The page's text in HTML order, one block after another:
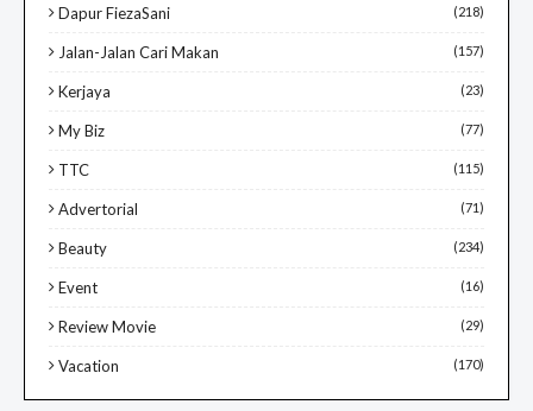
Dapur FiezaSani (218)
Jalan-Jalan Cari Makan (157)
Kerjaya (23)
My Biz (77)
TTC (115)
Advertorial (71)
Beauty (234)
Event (16)
Review Movie (29)
Vacation (170)